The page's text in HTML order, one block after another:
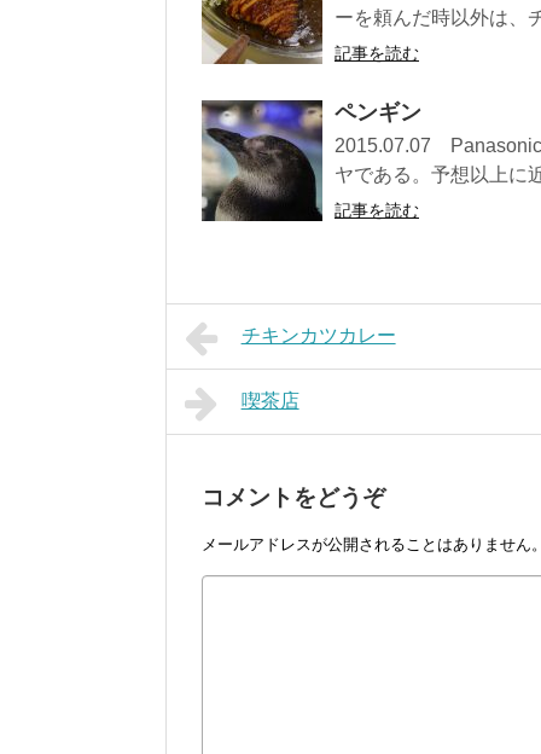
ーを頼んだ時以外は、
記事を読む
ペンギン
2015.07.07 Panasonic
ヤである。予想以上に
記事を読む
チキンカツカレー
喫茶店
コメントをどうぞ
メールアドレスが公開されることはありません